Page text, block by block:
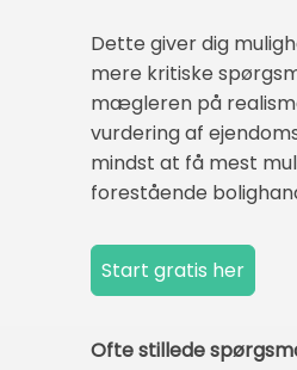
Dette giver dig
mere kritiske
mægleren på
vurdering af
mindst at få mest
forestående
Ofte stillede